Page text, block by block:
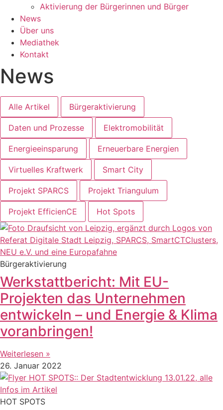
Aktivierung der Bürgerinnen und Bürger
News
Über uns
Mediathek
Kontakt
News
Alle Artikel Bürgeraktivierung
Daten und Prozesse Elektromobilität
Energieeinsparung Erneuerbare Energien
Virtuelles Kraftwerk Smart City
Projekt SPARCS Projekt Triangulum
Projekt EfficienCE Hot Spots
Bürgeraktivierung
Werkstattbericht: Mit EU-
Projekten das Unternehmen
entwickeln – und Energie & Klima
voranbringen!
Weiterlesen »
26. Januar 2022
HOT SPOTS